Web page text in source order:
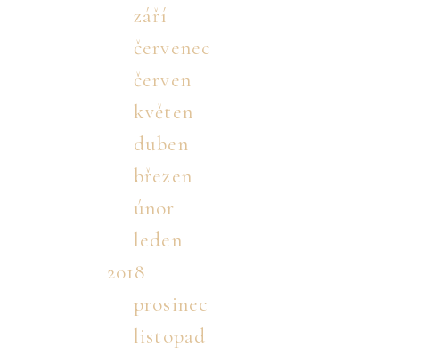
září
červenec
červen
květen
duben
březen
únor
leden
2018
prosinec
listopad